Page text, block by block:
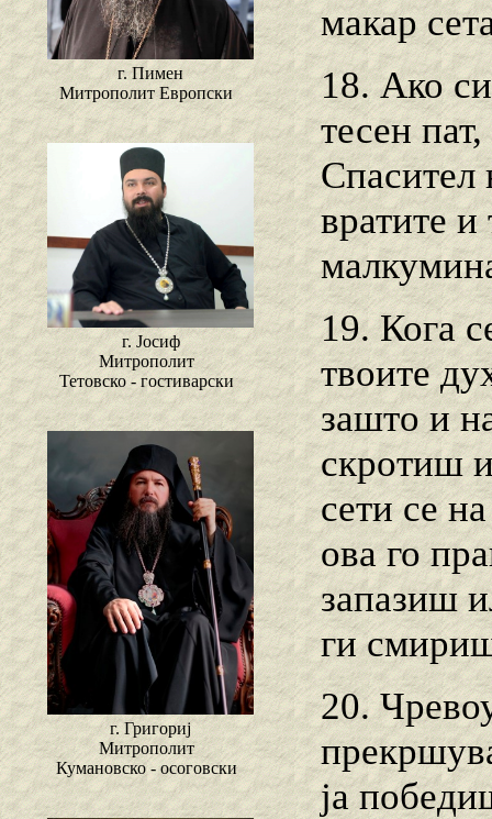
г. Пимен
Митрополит Европски
г. Јосиф
Митрополит
Тетовско - гостиварски
г. Григориј
Митрополит
Кумановско - осоговски
макар
18. Ако
тесен
Спасител
вратите
19. Кога
твоите
зашто и
скротиш
сети се
ова го
запазиш
ги
20.
ја